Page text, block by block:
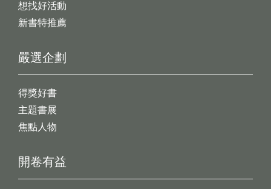
想找好活動
新書特推薦
開卷有益
嚴選企劃
得獎好書
主題書展
焦點人物